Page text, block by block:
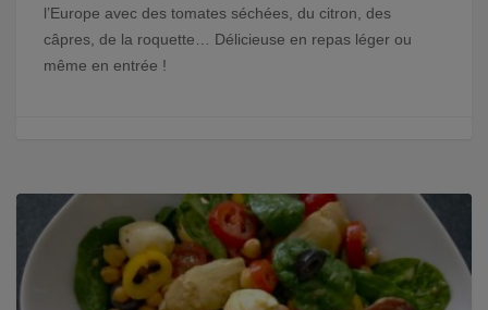
l’Europe avec des tomates séchées, du citron, des
câpres, de la roquette… Délicieuse en repas léger ou
même en entrée !